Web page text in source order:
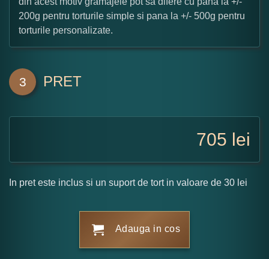
200g pentru torturile simple si pana la +/- 500g pentru
torturile personalizate.
3 PRET
705 lei
In pret este inclus si un suport de tort in valoare de 30 lei
Adauga in cos